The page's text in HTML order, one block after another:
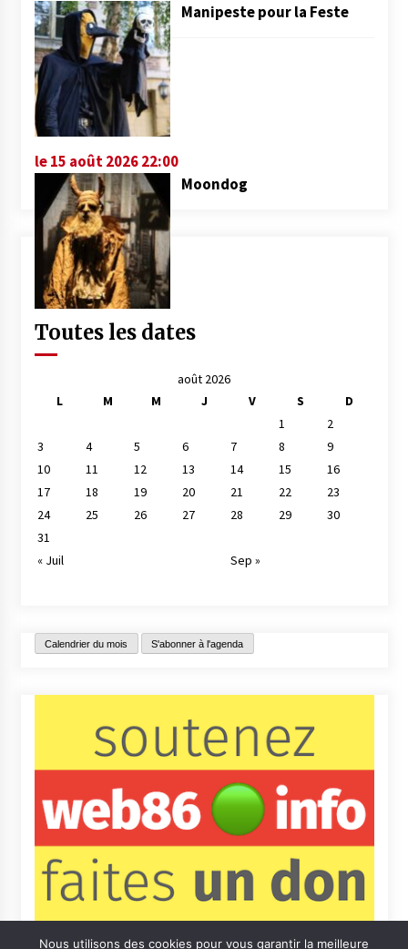
Manipeste pour la Feste
le 15 août 2026 22:00
Moondog
Toutes les dates
août 2026
L
M M J V S
D
1
2
3
4 5 6 7 8
9
10
11 12 13 14 15
16
17
18 19 20 21 22
23
24
25 26 27 28 29
30
31
« Juil
Sep »
Calendrier du mois S'abonner à l'agenda
Nous utilisons des cookies pour vous garantir la meilleure